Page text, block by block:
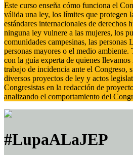
Este curso enseña cómo funciona el
válida una ley, los límites que protegen
estándares internacionales de derechos
ninguna ley vulnere a las mujeres, los
comunidades campesinas, las
personas mayores o el medio ambiente.
con la guía experta de quienes llevamos
trabajo de incidencia ante el Congreso,
diversos proyectos de ley y actos
Congresistas en la redacción de
analizando el comportamiento del
#LupaALaJEP